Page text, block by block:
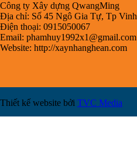
Công ty Xây dựng QwangMing
Địa chỉ: Số 45 Ngô Gia Tự, Tp Vinh
Điện thoại: 0915050067
Email: phamhuy1992x1@gmail.com
Website: http://xaynhanghean.com
Thiết kế website bởi TVC Media